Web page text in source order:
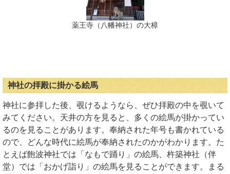
薬王寺（八幡神社）の大樟
神社の拝殿に掛かる絵馬
神社に参拝した後、覗けるようなら、ぜひ拝殿の中を覗いて
みてください。天井の方を見ると、多くの絵馬が掛かってい
るのを見ることがあります。奉納された年号も書かれている
ので、どんな時代に絵馬が奉納されたのかがわかります。た
とえば飽波神社では「なもで踊り」の絵馬、杵築神社（伴
堂）では「おかげ詣り」の絵馬を見ることができます。まる